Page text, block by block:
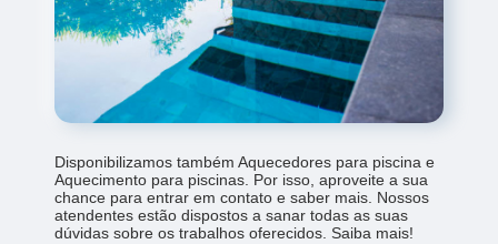
Disponibilizamos também Aquecedores para piscina e
Aquecimento para piscinas. Por isso, aproveite a sua
chance para entrar em contato e saber mais. Nossos
atendentes estão dispostos a sanar todas as suas
dúvidas sobre os trabalhos oferecidos. Saiba mais!